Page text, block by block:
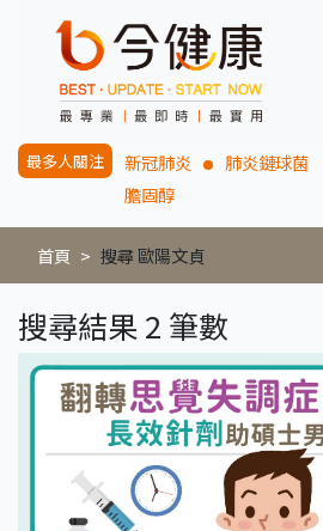
最多人關注 新冠肺炎 肺炎鏈球菌
膽固醇
首頁 搜尋 歐陽文貞
搜尋結果 2 筆數